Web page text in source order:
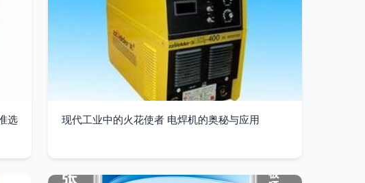
选
现代工业中的火花使者 电焊机的奥秘与应用